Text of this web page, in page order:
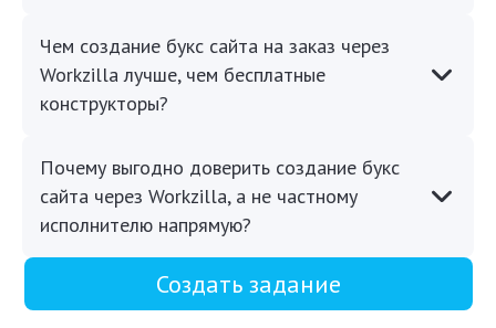
Чем создание букс сайта на заказ через
Workzilla лучше, чем бесплатные
конструкторы?
Почему выгодно доверить создание букс
сайта через Workzilla, а не частному
исполнителю напрямую?
Создать задание